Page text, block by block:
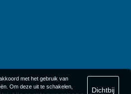
met het gebruik van
Om deze uit te schakelen,
Dichtbij